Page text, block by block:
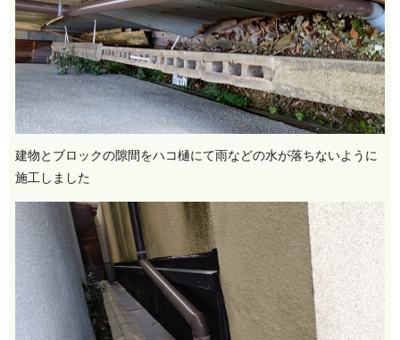
建物とブロックの隙間をハコ樋にて雨などの水が落ちないように
施工しました